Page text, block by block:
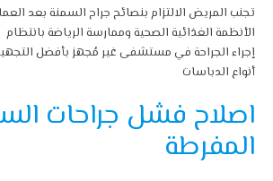
تجنب المريض الالتزام بنصائح جراح السمنة بعد
الأنظمة الغذائية الصحية وممارسة الرياضة بانتظام
إجراء الجراحة في مستشفى غير مُجهز بأفضل
أنواع الدباسات
اصلاح فشل جراحات
المفرطة